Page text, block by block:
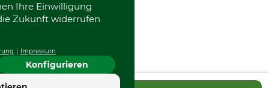
Ihre Einwilligung
Zukunft widerrufen
Impressum
Konfigurieren